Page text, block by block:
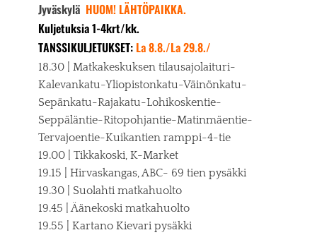
Jyväskylä HUOM! LÄHTÖPAIKKA.
Kuljetuksia 1-4krt/kk.
TANSSIKULJETUKSET: La 8.8./La 29.8./
18.30 | Matkakeskuksen tilausajolaituri-
Kalevankatu-Yliopistonkatu-Väinönkatu-
Sepänkatu-Rajakatu-Lohikoskentie-
Seppäläntie-Ritopohjantie-Matinmäentie-
Tervajoentie-Kuikantien ramppi-4-tie
19.00 | Tikkakoski, K-Market
19.15 | Hirvaskangas, ABC- 69 tien pysäkki
19.30 | Suolahti matkahuolto
19.45 | Äänekoski matkahuolto
19.55 | Kartano Kievari pysäkki